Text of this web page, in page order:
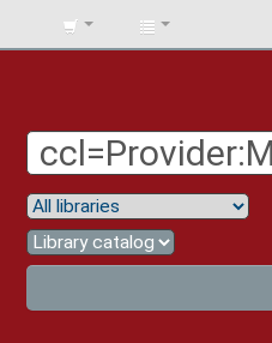
BIBLIOTECA